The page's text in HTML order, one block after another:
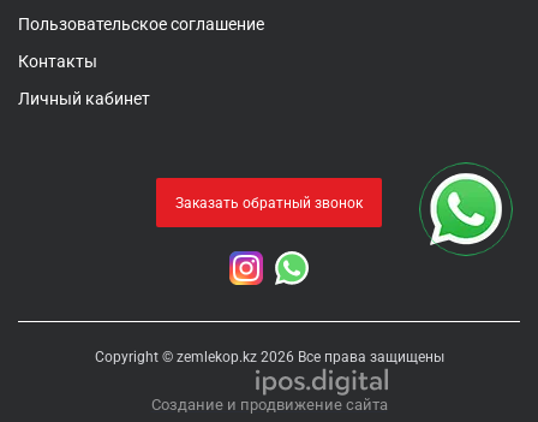
Пользовательское соглашение
Контакты
Личный кабинет
Заказать обратный звонок
Copyright © zemlekop.kz 2026 Все права защищены
Создание и продвижение сайта